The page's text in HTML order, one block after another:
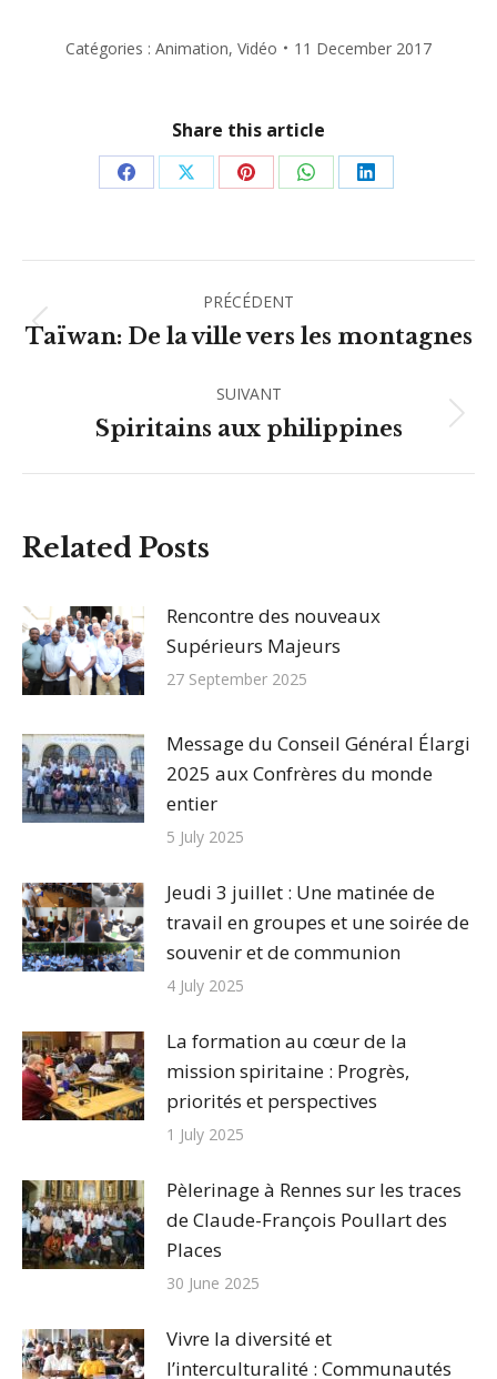
Catégories : Animation, Vidéo 11 December 2017
Share this article
Partager
Facebook
Partager
X
Partager
Pinterest
Partager
WhatsApp
Partager
LinkedIn
Navigation
article
PRÉCÉDENT
Article
:
Taïwan: De la ville vers les montagnes
SUIVANT
Article
Spiritains aux philippines
Related Posts
Rencontre des nouveaux
Supérieurs Majeurs
27 September 2025
Message du Conseil Général Élargi
2025 aux Confrères du monde
entier
5 July 2025
Jeudi 3 juillet : Une matinée de
travail en groupes et une soirée de
souvenir et de communion
4 July 2025
La formation au cœur de la
mission spiritaine : Progrès,
priorités et perspectives
1 July 2025
Pèlerinage à Rennes sur les traces
de Claude-François Poullart des
Places
30 June 2025
Vivre la diversité et
l’interculturalité : Communautés